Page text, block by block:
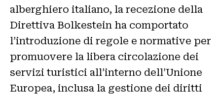
alberghiero italiano, la recezione della
Direttiva Bolkestein ha comportato
l’introduzione di regole e normative per
promuovere la libera circolazione dei
servizi turistici all’interno dell’Unione
Europea, inclusa la gestione dei diritti